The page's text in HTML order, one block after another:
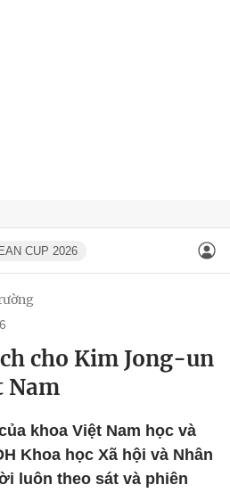
CUP 2026
cho Kim Jong-un
Nam
khoa Việt Nam học và
Khoa học Xã hội và Nhân
luôn theo sát và phiên